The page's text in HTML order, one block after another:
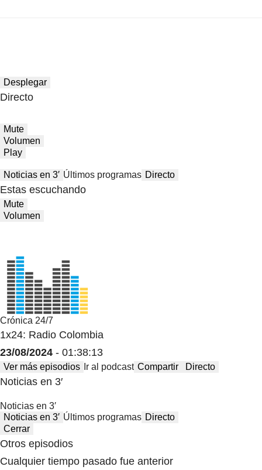
Desplegar
Directo
Mute
Volumen
Play
Noticias en 3′ Últimos programas Directo
Estas escuchando
Mute
Volumen
Crónica 24/7
1x24: Radio Colombia
23/08/2024 - 01:38:13
Ver más episodios Ir al podcast Compartir Directo
Noticias en 3′
Noticias en 3′
Noticias en 3′ Últimos programas Directo
Cerrar
Otros episodios
Cualquier tiempo pasado fue anterior